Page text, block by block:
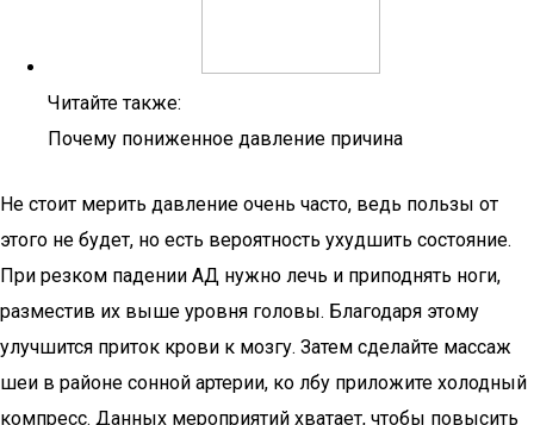
Читайте также:
Почему пониженное давление причина
Не стоит мерить давление очень часто, ведь пользы от
этого не будет, но есть вероятность ухудшить состояние.
При резком падении АД нужно лечь и приподнять ноги,
разместив их выше уровня головы. Благодаря этому
улучшится приток крови к мозгу. Затем сделайте массаж
шеи в районе сонной артерии, ко лбу приложите холодный
компресс. Данных мероприятий хватает, чтобы повысить